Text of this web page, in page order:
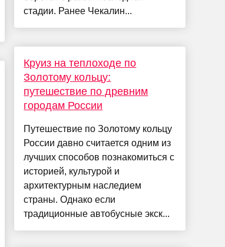
стадии. Ранее Чекалин...
Круиз на теплоходе по
Золотому кольцу:
путешествие по древним
городам России
Путешествие по Золотому кольцу
России давно считается одним из
лучших способов познакомиться с
историей, культурой и
архитектурным наследием
страны. Однако если
традиционные автобусные экск...